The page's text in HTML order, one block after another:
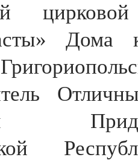
цирковой
Дома